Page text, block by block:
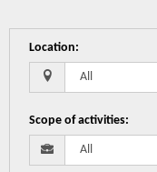
Location:
Scope of activities: